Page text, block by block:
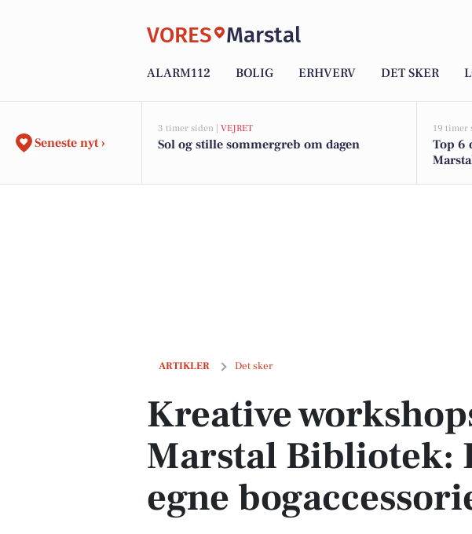
VORES Marstal
ALARM112 BOLIG ERHVERV DET SKER
Seneste nyt ›
3 timer siden | VEJRET
Sol og stille sommergreb om dagen
19 timer
Top 6
ARTIKLER Det sker
Kreative workshops på Marstal Bibliotek: Lav dine egne
Kreative
Marstal Bibliotek:
egne